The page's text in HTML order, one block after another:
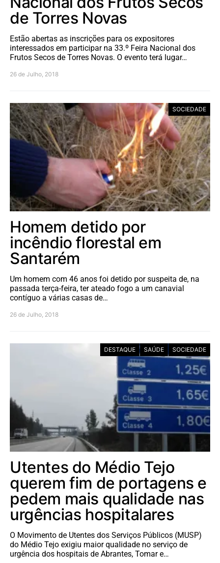
de Torres Novas
Estão abertas as inscrições para os expositores
interessados em participar na 33.º Feira Nacional dos
Frutos Secos de Torres Novas. O evento terá lugar…
26 de Julho, 2018
SOCIEDADE
Homem detido por
incêndio florestal em
Santarém
Um homem com 46 anos foi detido por suspeita de, na
passada terça-feira, ter ateado fogo a um canavial
contíguo a várias casas de…
26 de Julho, 2018
DESTAQUE SAÚDE SOCIEDADE
Utentes do Médio Tejo
querem fim de portagens e
pedem mais qualidade nas
urgências hospitalares
O Movimento de Utentes dos Serviços Públicos (MUSP)
do Médio Tejo exigiu maior qualidade no serviço de
urgência dos hospitais de Abrantes, Tomar e…